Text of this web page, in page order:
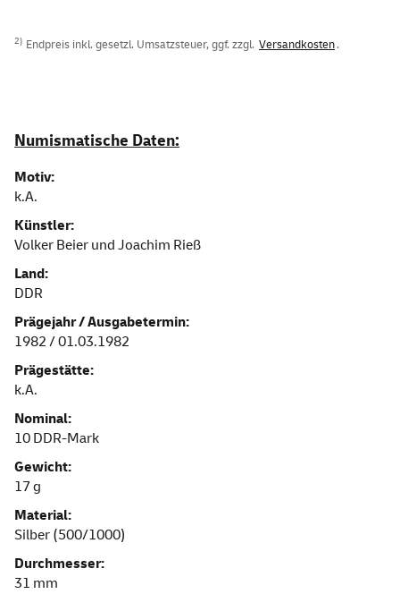
2) Endpreis inkl. gesetzl. Umsatzsteuer, ggf. zzgl. Versandkosten.
Numismatische Daten:
Motiv:
k.A.
Künstler:
Volker Beier und Joachim Rieß
Land:
DDR
Prägejahr / Ausgabetermin:
1982 / 01.03.1982
Prägestätte:
k.A.
Nominal:
10 DDR-Mark
Gewicht:
17 g
Material:
Silber (500/1000)
Durchmesser:
31 mm